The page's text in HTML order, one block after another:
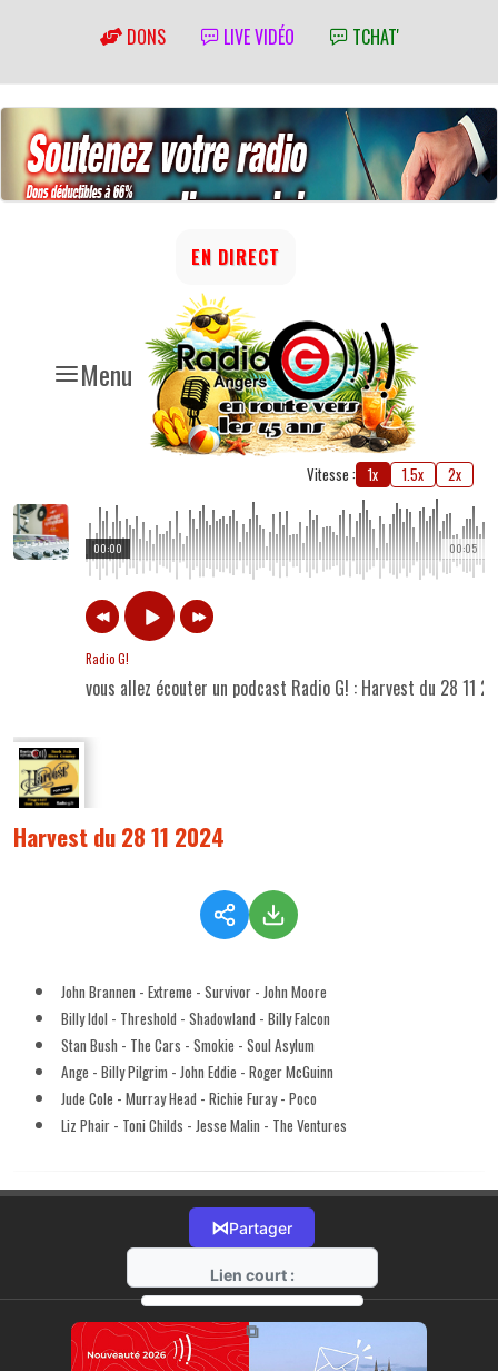
DONS LIVE VIDÉO TCHAT'
Menu
EN DIRECT
Vitesse : 1x 1.5x 2x
00:05
00:00
Radio G!
vous allez écouter un podcast Radio G! : Harvest du 28 11
Harvest du 28 11 2024
John Brannen - Extreme - Survivor - John Moore
Billy Idol - Threshold - Shadowland - Billy Falcon
Stan Bush - The Cars - Smokie - Soul Asylum
Ange - Billy Pilgrim - John Eddie - Roger McGuinn
Jude Cole - Murray Head - Richie Furay - Poco
Liz Phair - Toni Childs - Jesse Malin - The Ventures
⋈Partager
Lien court :
https://radio-g.fr?16093
⧉